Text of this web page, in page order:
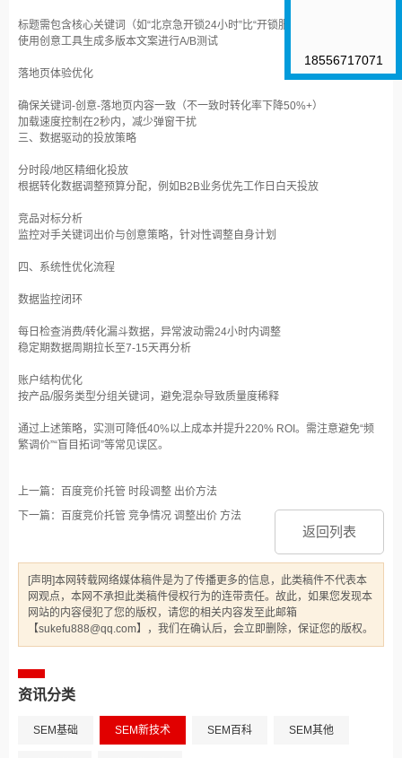
标题需包含核心关键词（如“北京急开锁24小时”比“开锁服务”CTR高40%）‌
使用创意工具生成多版本文案进行A/B测试‌
落地页体验优化‌
确保关键词-创意-落地页内容一致（不一致时转化率下降50%+）‌
加载速度控制在2秒内，减少弹窗干扰‌
三、数据驱动的投放策略
分时段/地区精细化投放‌
根据转化数据调整预算分配，例如B2B业务优先工作日白天投放‌
竞品对标分析‌
监控对手关键词出价与创意策略，针对性调整自身计划‌
四、系统性优化流程
数据监控闭环‌
每日检查消费/转化漏斗数据，异常波动需24小时内调整‌
稳定期数据周期拉长至7-15天再分析‌
账户结构优化‌
按产品/服务类型分组关键词，避免混杂导致质量度稀释‌
通过上述策略，实测可降低40%以上成本并提升220% ROI‌。需注意避免“频
繁调价”“盲目拓词”等常见误区‌。
上一篇：百度竞价托管 时段调整 出价方法
下一篇：百度竞价托管 竞争情况 调整出价 方法
返回列表
[声明]本网转载网络媒体稿件是为了传播更多的信息，此类稿件不代表本
网观点，本网不承担此类稿件侵权行为的连带责任。故此，如果您发现本
网站的内容侵犯了您的版权，请您的相关内容发至此邮箱
【sukefu888@qq.com】，我们在确认后，会立即删除，保证您的版权。
资讯分类
SEM基础 SEM新技术 SEM百科 SEM其他
18556717071